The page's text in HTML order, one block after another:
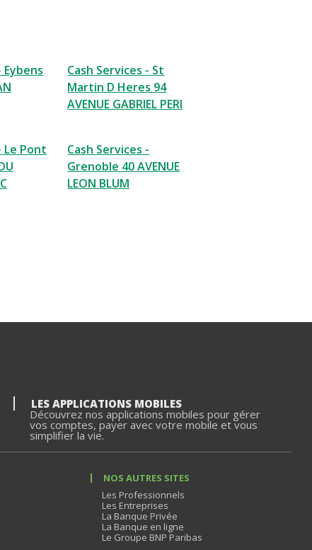
Eybens
Cash Services - St
Martin D Heres 94
AVENUE GABRIEL PERI
Le Pont
Cash Services -
Grenoble 40 AVENUE
LEON BLUM
LES APPLICATIONS MOBILES
Découvrez nos applications mobiles pour gérer
vos comptes, payer avec votre mobile et vous
simplifier la vie.
NOS AUTRES SITES
Les Professionnels
Les Entreprises
La Banque Privée
La Banque en ligne
Le Groupe BNP Paribas